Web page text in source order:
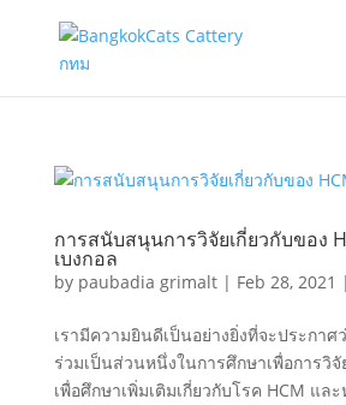
การสนับสนุนการวิจัยเกี่ยวกับของ
เบงกอล
by paubadia grimalt| Feb 28, 2021 |
เรามีความยินดีเป็นอย่างยิ่งที่จะประกาศ
ร่วมเป็นส่วนหนึ่งในการศึกษาเพื่อการวิ
เพื่อศึกษาเพิ่มเติมเกี่ยวกับโรค HCM แล